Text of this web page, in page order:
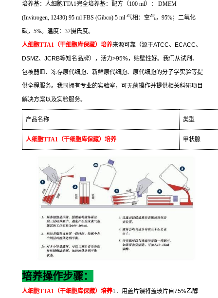
培养基：人细胞TTA1完全培养基：配方（100 ml）：
DMEM
(Invitrogen, 12430) 95 ml FBS (Gibco) 5 ml 气相：空气， 95%；二氧化
碳， 5%。温度： 37摄氏度。
人细胞TTA1 （干细胞库保藏）培养来源可靠（源于ATCC、 ECACC、
DSMZ、 JCRB等知名品牌），活力>95%，贴壁性好。我们从试剂、
包被器皿、冻存原代细胞、新鲜原代细胞、原代细胞的分子学实验等提
供全程服务。我司拥有专业的实验室，可无菌操作并提供相关科研项目
解决方案以及实验服务。
产品名称 类型
人细胞TTA1 （干细胞库保藏）培养 甲状腺
培养操作步骤：
人细胞TTA1 （干细胞库保藏）培养1 ．用盖片镊将盖玻片自75%乙醇